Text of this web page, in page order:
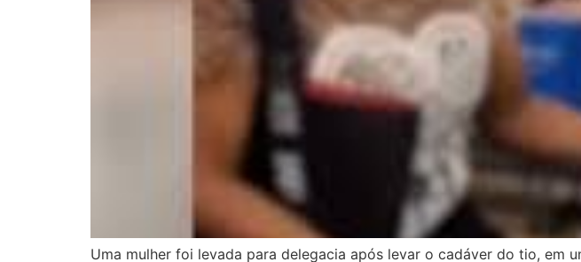
Uma mulher foi levada para delegacia após levar o cadáver do tio, em